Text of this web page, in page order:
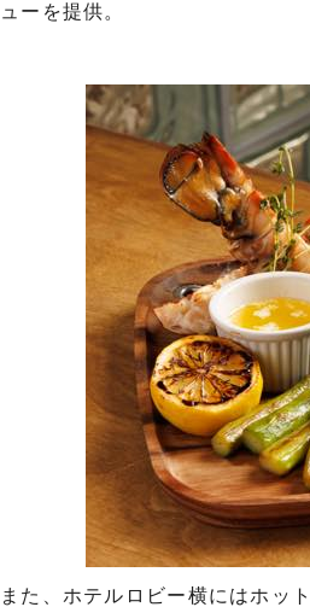
ューを提供。
また、ホテルロビー横にはホッ